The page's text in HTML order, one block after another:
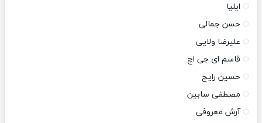
ایلیا
حسن جمالی
علیرضا ولایی
قاسم ای جی اچ
حسین رایج
مصطفی سابین
آرش معروفی